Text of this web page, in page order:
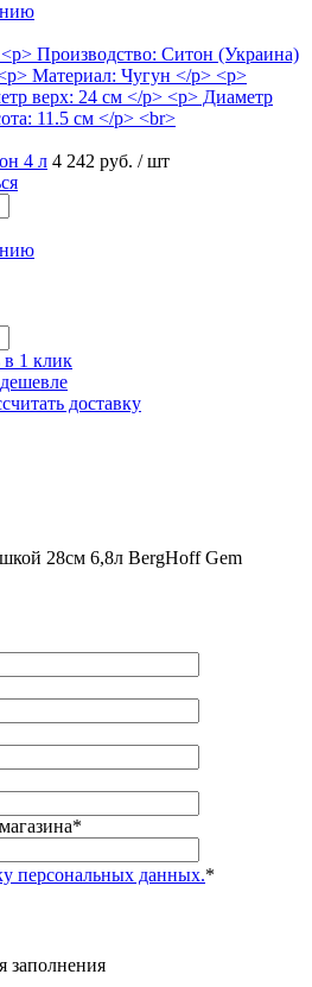
4 л 4 242 руб. / шт
1 клик
доставку
28см 6,8л BergHoff Gem
*
персональных данных.*
заполнения